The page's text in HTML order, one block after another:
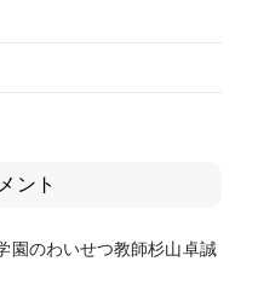
ント
園のわいせつ教師杉山卓誠